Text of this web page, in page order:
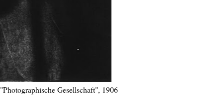
"Photographische Gesellschaft", 1906